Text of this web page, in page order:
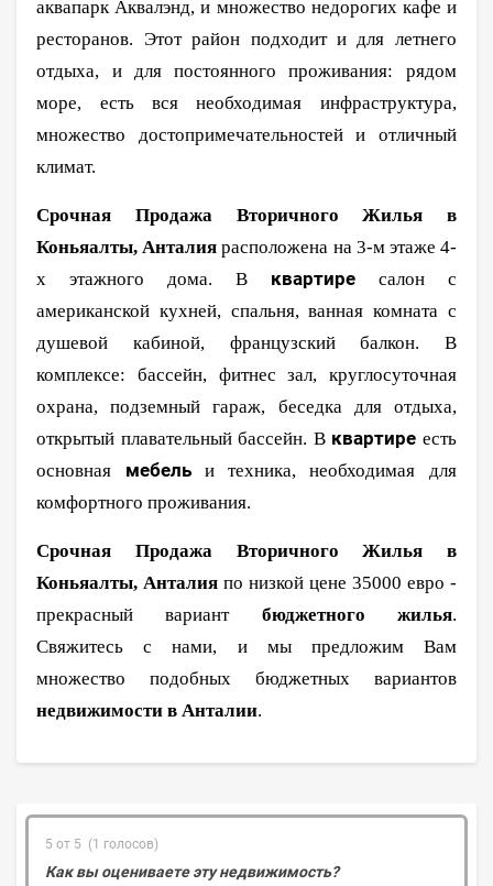
аквапарк Аквалэнд, и множество недорогих кафе и
ресторанов. Этот район подходит и для летнего
отдыха, и для постоянного проживания: рядом
море, есть вся необходимая инфраструктура,
множество достопримечательностей и отличный
климат.
Срочная Продажа Вторичного Жилья в
Коньяалты, Анталиярасположена на 3-м этаже 4-
х этажного дома. В квартиресалон с
американской кухней, спальня, ванная комната с
душевой кабиной, французский балкон. В
комплексе: бассейн, фитнес зал, круглосуточная
охрана, подземный гараж, беседка для отдыха,
открытый плавательный бассейн. В квартире есть
основная мебельи техника, необходимая для
комфортного проживания.
Срочная Продажа Вторичного Жилья в
Коньяалты, Анталияпо низкой цене 35000 евро -
прекрасный вариант бюджетного жилья.
Свяжитесь с нами, и мы предложим Вам
множество подобных бюджетных вариантов
недвижимости в Анталии.
5 от 5 (1 голосов)
Как вы оцениваете эту недвижимость?